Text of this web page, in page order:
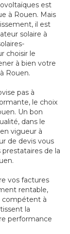
est
à Rouen. Mais
il est
solaire à
choisir le
à bien votre
Rouen.
pas à
le choix
Un bon
dans le
vigueur à
de devis vous
de la
vos factures
rentable,
compétent à
la
performance